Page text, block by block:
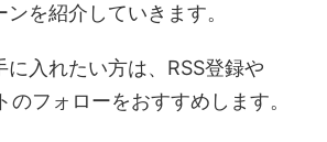
を紹介していきます。
に入れたい方は、RSS登録や
フォローをおすすめします。